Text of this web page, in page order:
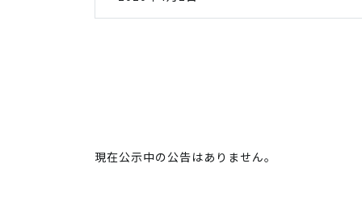
現在公示中の公告はありません。